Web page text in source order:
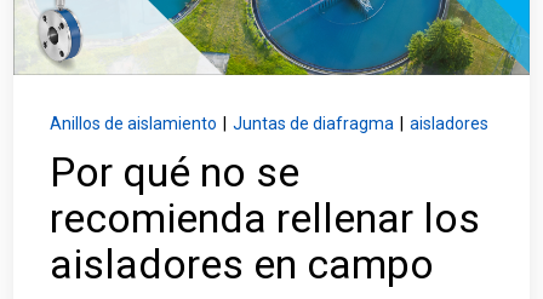
Carreras profesionales
Solicitar presupuesto
Anillos de aislamiento Juntas de diafragma aisladores
Por qué no se
recomienda rellenar los
aisladores en campo